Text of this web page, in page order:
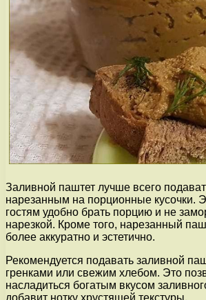
Заливной паштет лучше всего
нарезанным на порционные кусочки.
гостям удобно брать порцию и не
нарезкой. Кроме того, нарезанный
более аккуратно и эстетично.
Рекомендуется подавать заливной
гренками или свежим хлебом. Это
насладиться богатым вкусом